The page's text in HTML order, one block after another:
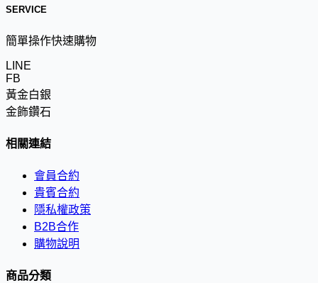
SERVICE
簡單操作快速購物
LINE
FB
黃金白銀
金飾鑽石
相關連結
會員合約
貴賓合約
隱私權政策
B2B合作
購物說明
商品分類